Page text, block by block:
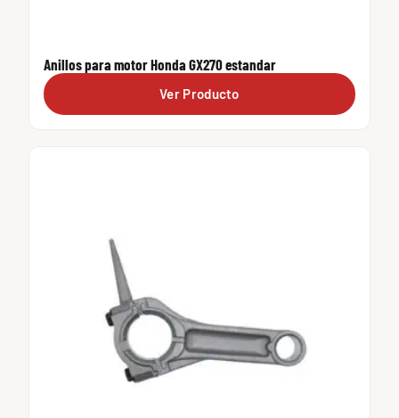
Anillos para motor Honda GX270 estandar
Ver Producto